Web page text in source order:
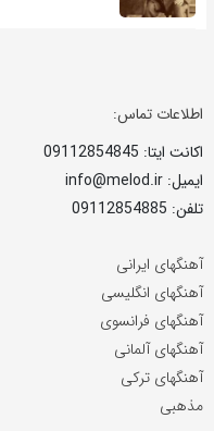
اطلاعات تماس:
اکانت ایتا: 09112854845
ایمیل: info@melod.ir
تلفن: 09112854885
آهنگهای ایرانی
آهنگهای انگلیسی
آهنگهای فرانسوی
آهنگهای آلمانی
آهنگهای ترکی
مذهبی